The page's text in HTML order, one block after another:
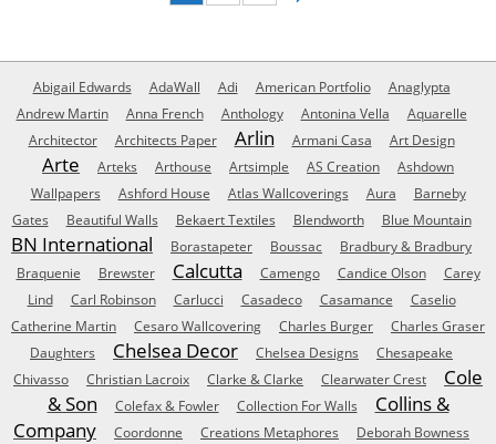
Abigail Edwards AdaWall Adi American Portfolio
Anaglypta
Andrew Martin
Anna French Anthology Antonina Vella
Aquarelle
Architector
Architects Paper Arlin Armani Casa Art Design
Arte Arteks Arthouse Artsimple AS Creation
Ashdown
Wallpapers
Ashford House Atlas Wallcoverings Aura
Barneby
Gates
Beautiful Walls Bekaert Textiles Blendworth Blue Mountain
BN International Borastapeter Boussac
Bradbury & Bradbury
Braquenie
Brewster Calcutta Camengo Candice Olson
Carey
Lind
Carl Robinson Carlucci Casadeco Casamance
Caselio
Catherine Martin
Cesaro Wallcovering Charles Burger
Charles Graser
Daughters
Chelsea Decor Chelsea Designs
Chesapeake
Chivasso
Christian Lacroix Clarke & Clarke Clearwater Crest
Cole
& Son
Colefax & Fowler Collection For Walls
Collins &
Company
Coordonne Creations Metaphores
Deborah Bowness